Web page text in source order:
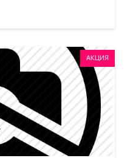
АКЦИЯ